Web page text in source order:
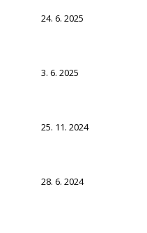
24. 6. 2025
3. 6. 2025
25. 11. 2024
28. 6. 2024